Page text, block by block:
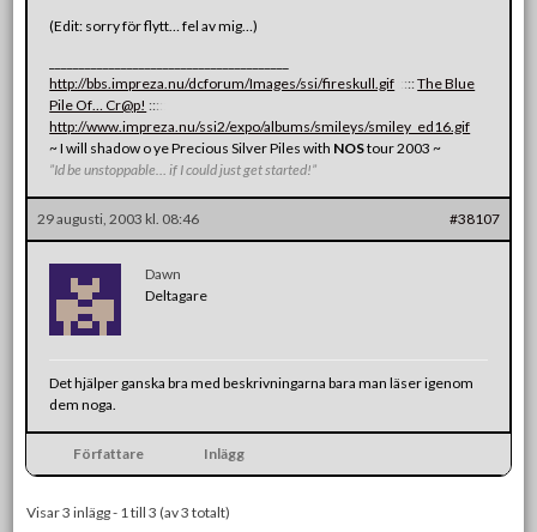
(Edit: sorry för flytt… fel av mig…)
http://bbs.impreza.nu/dcforum/Images/ssi/fireskull.gif ::::The Blue
Pile Of… Cr@p! ::::
http://www.impreza.nu/ssi2/expo/albums/smileys/smiley_ed16.gif
~ I will shadow o ye Precious Silver Piles with NOStour 2003 ~
”Id be unstoppable… if I could just get started!”
29 augusti, 2003 kl. 08:46 #38107
Dawn
Deltagare
Det hjälper ganska bra med beskrivningarna bara man läser igenom
dem noga.
Författare Inlägg
Visar 3 inlägg - 1 till 3 (av 3 totalt)